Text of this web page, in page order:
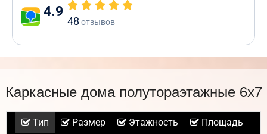
4.9
48 отзывов
Каркасные дома полутораэтажные 6х7
Тип Размер Этажность
Площадь